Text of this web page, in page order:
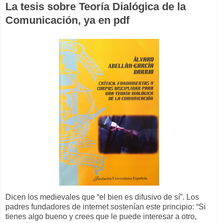
La tesis sobre Teoría Dialógica de la
Comunicación, ya en pdf
Dicen los medievales que “el bien es difusivo de sí”. Los
padres fundadores de internet sostenían este principio: “Si
tienes algo bueno y crees que le puede interesar a otro,